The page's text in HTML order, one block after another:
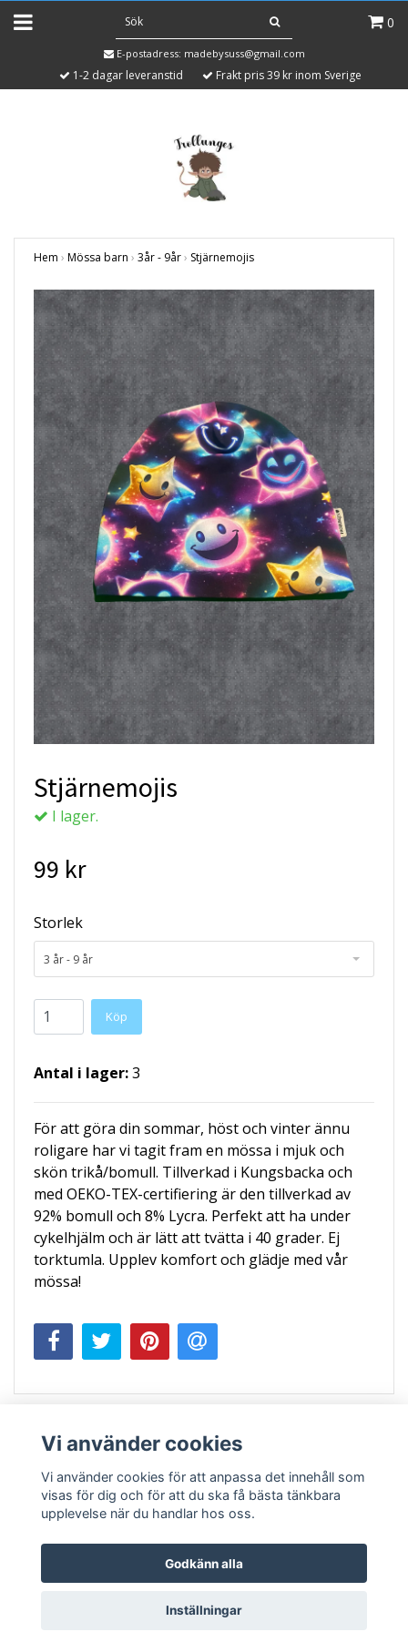
0
E-postadress: madebysuss@gmail.com
1-2 dagar leveranstid Frakt pris 39 kr inom Sverige
Hem › Mössa barn › 3år - 9år› Stjärnemojis
Stjärnemojis
I lager.
99 kr
Storlek
3 år - 9 år
Köp
Antal i lager:3
För att göra din sommar, höst och vinter ännu
roligare har vi tagit fram en mössa i mjuk och
skön trikå/bomull. Tillverkad i Kungsbacka och
med OEKO-TEX-certifiering är den tillverkad av
92% bomull och 8% Lycra. Perfekt att ha under
cykelhjälm och är lätt att tvätta i 40 grader. Ej
torktumla. Upplev komfort och glädje med vår
mössa!
© Copyright 2026 Trollunges
Vi använder cookies
Vi använder cookies för att anpassa det innehåll som
visas för dig och för att du ska få bästa tänkbara
upplevelse när du handlar hos oss.
Godkänn alla
Inställningar